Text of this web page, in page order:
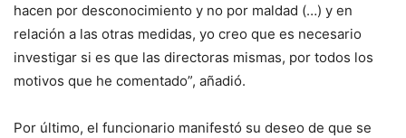
hacen por desconocimiento y no por maldad (…) y en
relación a las otras medidas, yo creo que es necesario
investigar si es que las directoras mismas, por todos los
motivos que he comentado”, añadió.
Por último, el funcionario manifestó su deseo de que se